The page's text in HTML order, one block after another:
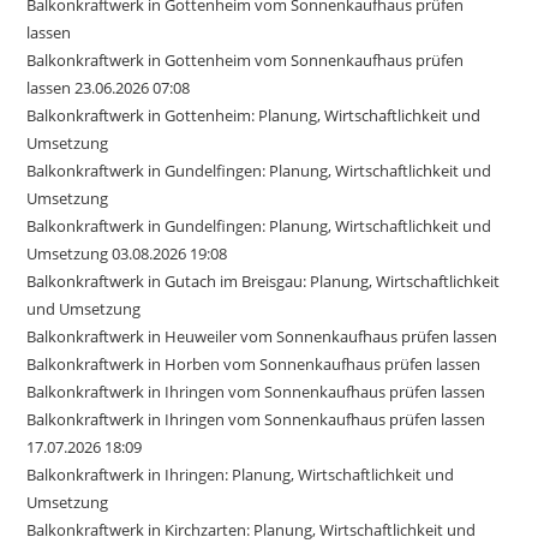
Balkonkraftwerk in Gottenheim vom Sonnenkaufhaus prüfen
lassen
Balkonkraftwerk in Gottenheim vom Sonnenkaufhaus prüfen
lassen 23.06.2026 07:08
Balkonkraftwerk in Gottenheim: Planung, Wirtschaftlichkeit und
Umsetzung
Balkonkraftwerk in Gundelfingen: Planung, Wirtschaftlichkeit und
Umsetzung
Balkonkraftwerk in Gundelfingen: Planung, Wirtschaftlichkeit und
Umsetzung 03.08.2026 19:08
Balkonkraftwerk in Gutach im Breisgau: Planung, Wirtschaftlichkeit
und Umsetzung
Balkonkraftwerk in Heuweiler vom Sonnenkaufhaus prüfen lassen
Balkonkraftwerk in Horben vom Sonnenkaufhaus prüfen lassen
Balkonkraftwerk in Ihringen vom Sonnenkaufhaus prüfen lassen
Balkonkraftwerk in Ihringen vom Sonnenkaufhaus prüfen lassen
17.07.2026 18:09
Balkonkraftwerk in Ihringen: Planung, Wirtschaftlichkeit und
Umsetzung
Balkonkraftwerk in Kirchzarten: Planung, Wirtschaftlichkeit und